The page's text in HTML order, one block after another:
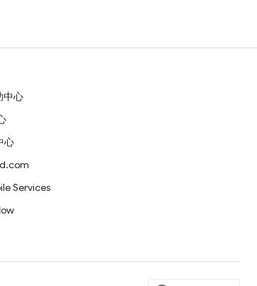
中心
心
Services